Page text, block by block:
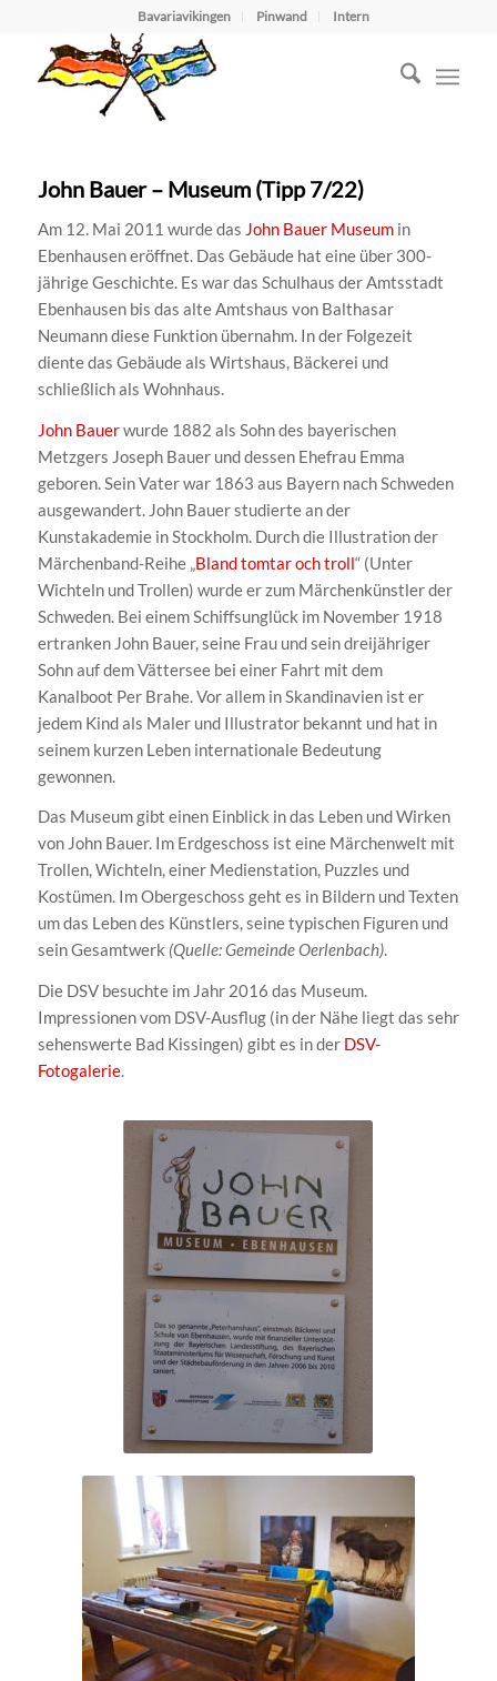
Bavariavikingen Pinwand Intern
John Bauer – Museum (Tipp 7/22)
Am 12. Mai 2011 wurde das John Bauer Museumin
Ebenhausen eröffnet. Das Gebäude hat eine über 300-
jährige Geschichte. Es war das Schulhaus der Amtsstadt
Ebenhausen bis das alte Amtshaus von Balthasar
Neumann diese Funktion übernahm. In der Folgezeit
diente das Gebäude als Wirtshaus, Bäckerei und
schließlich als Wohnhaus.
John Bauerwurde 1882 als Sohn des bayerischen
Metzgers Joseph Bauer und dessen Ehefrau Emma
geboren. Sein Vater war 1863 aus Bayern nach Schweden
ausgewandert. John Bauer studierte an der
Kunstakademie in Stockholm. Durch die Illustration der
Märchenband-Reihe „ Bland tomtar och troll“ (Unter
Wichteln und Trollen) wurde er zum Märchenkünstler der
Schweden. Bei einem Schiffsunglück im November 1918
ertranken John Bauer, seine Frau und sein dreijähriger
Sohn auf dem Vättersee bei einer Fahrt mit dem
Kanalboot Per Brahe. Vor allem in Skandinavien ist er
jedem Kind als Maler und Illustrator bekannt und hat in
seinem kurzen Leben internationale Bedeutung
gewonnen.
Das Museum gibt einen Einblick in das Leben und Wirken
von John Bauer. Im Erdgeschoss ist eine Märchenwelt mit
Trollen, Wichteln, einer Medienstation, Puzzles und
Kostümen. Im Obergeschoss geht es in Bildern und Texten
um das Leben des Künstlers, seine typischen Figuren und
sein Gesamtwerk (Quelle: Gemeinde Oerlenbach).
Die DSV besuchte im Jahr 2016 das Museum.
Impressionen vom DSV-Ausflug (in der Nähe liegt das sehr
sehenswerte Bad Kissingen) gibt es in der DSV-
Fotogalerie.